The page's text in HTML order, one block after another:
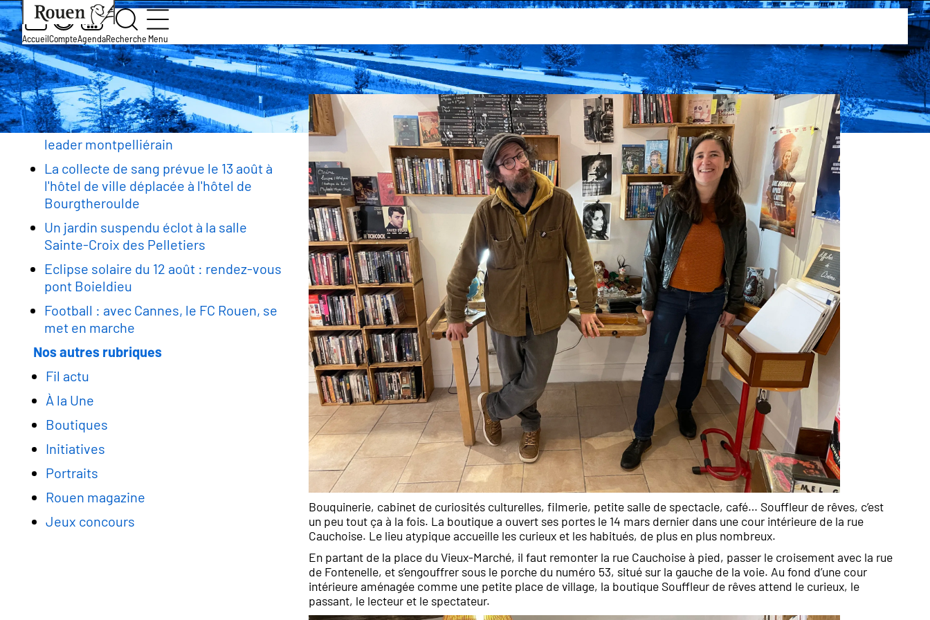
Aller
au
contenu
principal
Aller
à
la
page
d’accueil
Slide
1
of
1
AccueilCompteAgendaRecherche Menu
Fil
d'Ariane
Accueil Actualité et agenda
Souffleur de rêves
Bouquinerie, cabinet de curiosités culturelles, filmerie, petite salle de spectacle, café… Souffleur de rêves, c’est
un peu tout ça à la fois. La boutique a ouvert ses portes le 14 mars dernier dans une cour intérieure de la rue
Cauchoise. Le lieu atypique accueille les curieux et les habitués, de plus en plus nombreux.
En partant de la place du Vieux-Marché, il faut remonter la rue Cauchoise à pied, passer le croisement avec la rue
de Fontenelle, et s’engouffrer sous le porche du numéro 53, situé sur la gauche de la voie. Au fond d’une cour
intérieure aménagée comme une petite place de village, la boutique Souffleur de rêves attend le curieux, le
passant, le lecteur et le spectateur.
Rester informé
Baseball : les Huskies accueillent le
leader montpelliérain
La collecte de sang prévue le 13 août à
l'hôtel de ville déplacée à l'hôtel de
Bourgtheroulde
Un jardin suspendu éclot à la salle
Sainte-Croix des Pelletiers
Eclipse solaire du 12 août : rendez-vous
pont Boieldieu
Football : avec Cannes, le FC Rouen, se
met en marche
Nos autres rubriques
Fil actu
À la Une
Boutiques
Initiatives
Portraits
Rouen magazine
Jeux concours